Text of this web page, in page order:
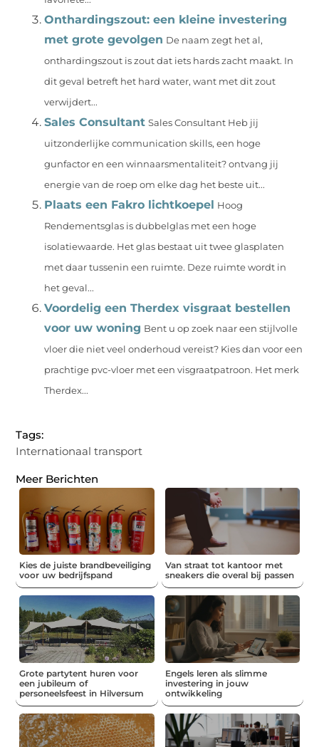
Onthardingszout: een kleine investering
met grote gevolgen De naam zegt het al,
onthardingszout is zout dat iets hards zacht maakt. In
dit geval betreft het hard water, want met dit zout
verwijdert...
Sales Consultant Sales Consultant Heb jij
uitzonderlijke communication skills, een hoge
gunfactor en een winnaarsmentaliteit? ontvang jij
energie van de roep om elke dag het beste uit...
Plaats een Fakro lichtkoepel Hoog
Rendementsglas is dubbelglas met een hoge
isolatiewaarde. Het glas bestaat uit twee glasplaten
met daar tussenin een ruimte. Deze ruimte wordt in
het geval...
Voordelig een Therdex visgraat bestellen
voor uw woning Bent u op zoek naar een stijlvolle
vloer die niet veel onderhoud vereist? Kies dan voor een
prachtige pvc-vloer met een visgraatpatroon. Het merk
Therdex...
Tags:
Internationaal transport
Meer Berichten
Kies de juiste brandbeveiliging
voor uw bedrijfspand
Van straat tot kantoor met
sneakers die overal bij passen
Grote partytent huren voor
een jubileum of
personeelsfeest in Hilversum
Engels leren als slimme
investering in jouw
ontwikkeling